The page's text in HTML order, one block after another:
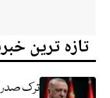
تازہ ترین
ترک صدر